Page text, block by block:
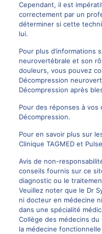
Cependant, il est
correctement par un
déterminer si cette
lui.
Pour plus d’informations
neurovertébrale et son
douleurs, vous pouvez
Décompression
Décompression après
Pour des réponses à
Décompression.
Pour en savoir plus sur
Clinique TAGMEDet
Avis de non-
conseils fournis sur ce
diagnostic ou le
Veuillez noter que le Dr
ni docteur en médecine
dans une spécialité
Collège des médecins du
la médecine